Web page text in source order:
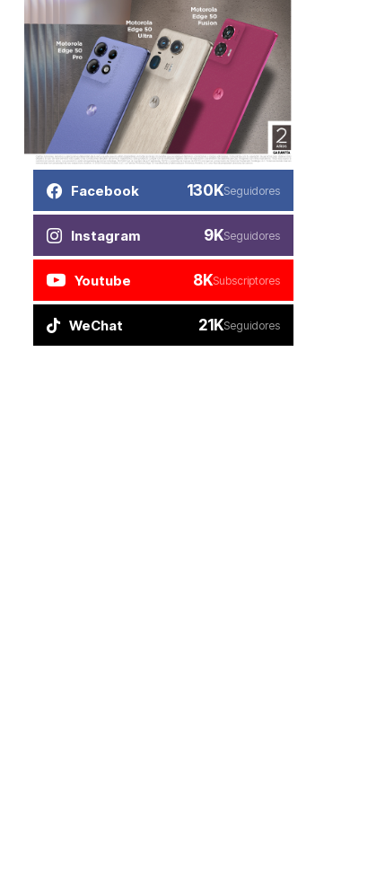
Facebook 130KSeguidores
Instagram 9KSeguidores
Youtube 8KSubscriptores
WeChat 21KSeguidores